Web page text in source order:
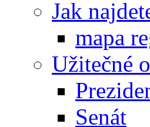
Jak
mapa
Užitečné
Senát